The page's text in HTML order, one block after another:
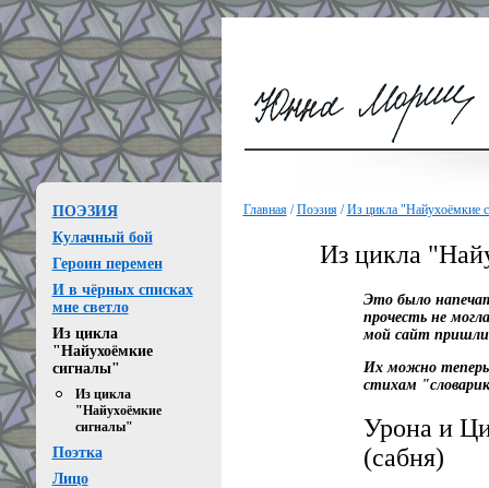
ПОЭЗИЯ
Кулачный бой
Героин перемен
И в чёрных списках
мне светло
Из цикла
"Найухоёмкие
сигналы"
Из цикла
"Найухоёмкие
сигналы"
Поэтка
Лицо
Главная/Поэзия/Из цикла "Найухоёмкие
Из цикла
Это было
прочесть не
мой сайт
Их можно теперь
стихам
Урона и
(сабня)